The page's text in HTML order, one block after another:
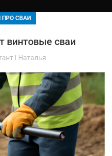
ПРО СВАИ
винтовые сваи
I Наталья